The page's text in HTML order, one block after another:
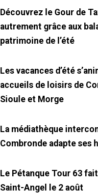
Découvrez le Gour de
autrement grâce aux
patrimoine de l’été
Les vacances d’été
accueils de loisirs de
Sioule et Morge
La médiathèque
Combronde adapte ses
Le Pétanque Tour 63
Saint-Angel le 2 août